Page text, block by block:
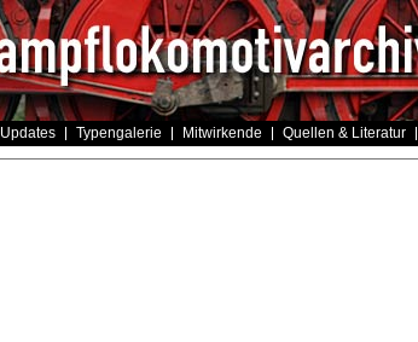
Updates Typengalerie Mitwirkende Quellen & Literatur